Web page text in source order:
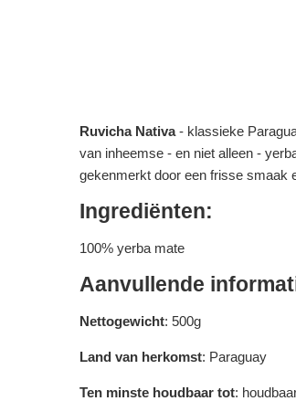
Ruvicha Nativa- klassieke
van inheemse - en niet alleen -
gekenmerkt door een frisse smaak
Ingrediënten:
100% yerba mate
Aanvullende
Nettogewicht: 500g
Land van herkomst: Paraguay
Ten minste houdbaar tot: